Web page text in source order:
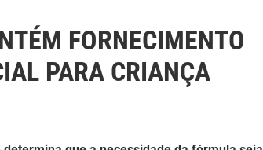
FORNECIMENTO
PARA CRIANÇA